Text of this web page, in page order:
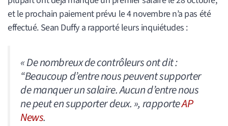
et le prochain paiement prévu le 4 novembre n’a pas été
effectué. Sean Duffy a rapporté leurs inquiétudes :
«De nombreux de contrôleurs ont dit :
“Beaucoup d’entre nous peuvent supporter
de manquer un salaire. Aucun d’entre nous
ne peut en supporter deux.», rapporteAP
News.